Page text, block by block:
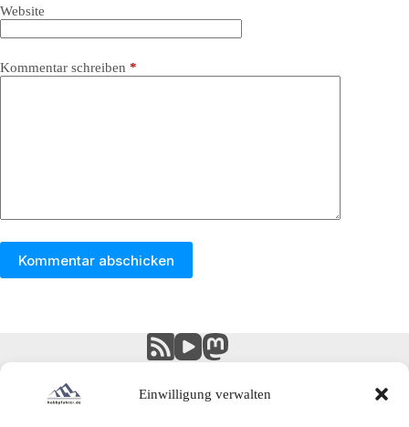
Einwilligung verwalten
Website
Kommentar schreiben *
Kommentar abschicken